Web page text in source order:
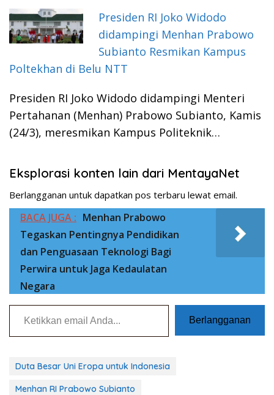
Presiden RI Joko Widodo
didampingi Menhan Prabowo
Subianto Resmikan Kampus
Poltekhan di Belu NTT
Presiden RI Joko Widodo didampingi Menteri
Pertahanan (Menhan) Prabowo Subianto, Kamis
(24/3), meresmikan Kampus Politeknik…
Eksplorasi konten lain dari MentayaNet
Berlangganan untuk dapatkan pos terbaru lewat email.
BACA JUGA : Menhan Prabowo
Tegaskan Pentingnya Pendidikan
dan Penguasaan Teknologi Bagi
Perwira untuk Jaga Kedaulatan
Negara
Ketikkan email Anda...
Berlangganan
Duta Besar Uni Eropa untuk Indonesia
Menhan RI Prabowo Subianto